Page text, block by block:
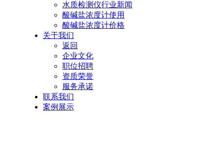
水质检测仪行业新闻
酸碱盐浓度计使用
酸碱盐浓度计价格
关于我们
返回
企业文化
职位招聘
资质荣誉
服务承诺
联系我们
案例展示